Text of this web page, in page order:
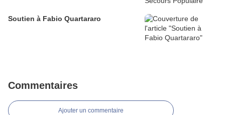
Soutien à Fabio Quartararo
Commentaires
Ajouter un commentaire